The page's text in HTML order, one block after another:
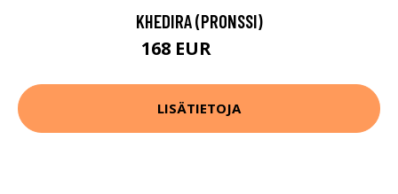
KHEDIRA (PRONSSI)
168 EUR
LISÄTIETOJA